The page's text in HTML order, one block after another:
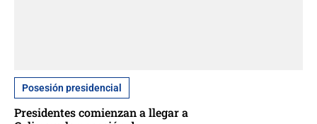
Posesión presidencial
Presidentes comienzan a llegar a